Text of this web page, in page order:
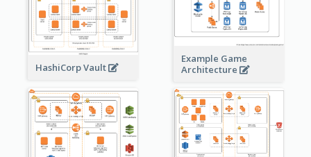
HashiCorp Vault
Example Game
Architecture